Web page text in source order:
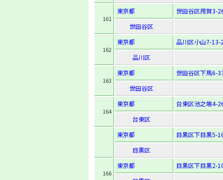
161
東京都
世田谷区用賀3-
世田谷区
162
東京都
品川区小山7-13-
品川区
163
東京都
世田谷区下馬6-
世田谷区
164
東京都
台東区池之端4-
台東区
東京都
目黒区下目黒5-
目黒区
166
東京都
目黒区下目黒2-